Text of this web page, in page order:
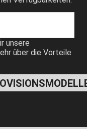
unsere
über die Vorteile